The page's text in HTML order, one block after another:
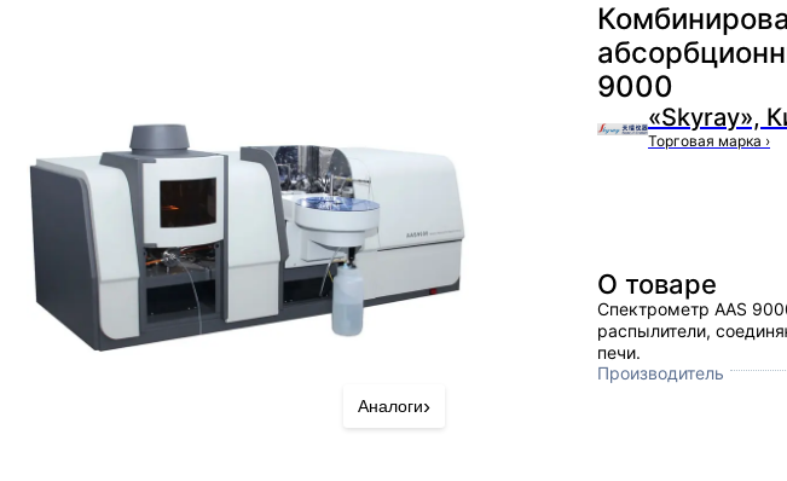
9000
«Skyray»,
Торговая марка ›
Аналоги›
О товаре
Спектрометр AAS
распылители,
печи.
Производитель